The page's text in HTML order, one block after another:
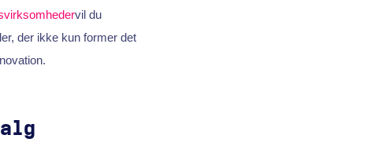
vil du
der ikke kun former det